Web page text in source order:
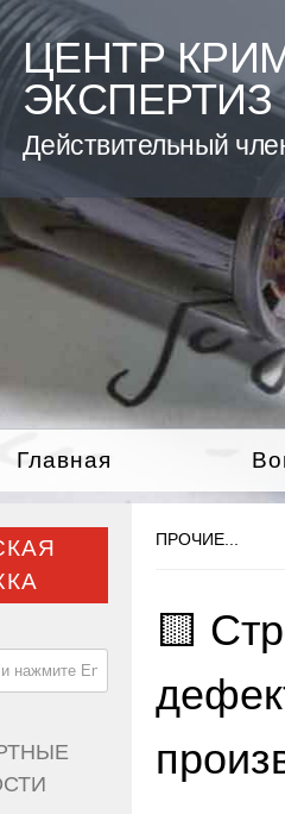
ЦЕНТР
ЭКСПЕРТИЗ
Действительный
Главная
ПРОЧИЕ...
🟨